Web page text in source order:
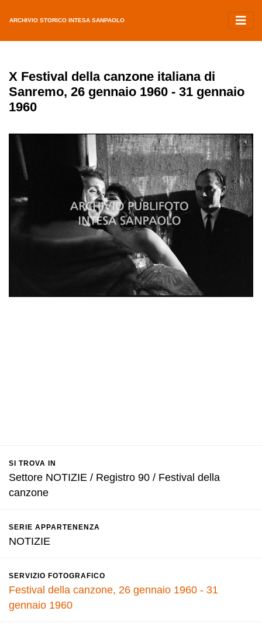
ARCHIVIO STORICO INTESA SANPAOLO
X Festival della canzone italiana di
Sanremo, 26 gennaio 1960 - 31 gennaio
1960
SI TROVA IN
Settore NOTIZIE / Registro 90 / Festival della
canzone
SERIE APPARTENENZA
NOTIZIE
SERVIZIO FOTOGRAFICO
Festival della canzone, 26 gennaio 1960 - 31
gennaio 1960